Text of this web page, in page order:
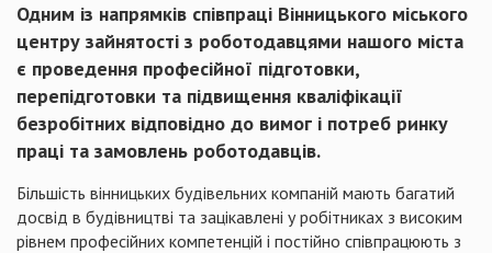
Одним із напрямків співпраці Вінницького міського
центру зайнятості з роботодавцями нашого міста
є проведення професійної підготовки,
перепідготовки та підвищення кваліфікації
безробітних відповідно до вимог і потреб ринку
праці та замовлень роботодавців.
Більшість вінницьких будівельних компаній мають багатий
досвід в будівництві та зацікавлені у робітниках з високим
рівнем професійних компетенцій і постійно співпрацюють з